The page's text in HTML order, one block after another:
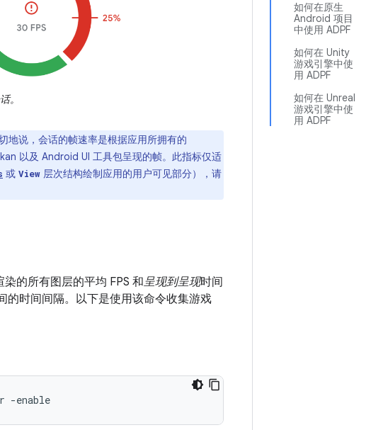
如何在原生
Android 项目
中使用 ADPF
如何在 Unity
游戏引擎中使
用 ADPF
如何在 Unreal
游戏引擎中使
用 ADPF
。
地说，会话的帧速率是根据应用所拥有的
以及 Android UI 工具包呈现的帧。此指标仅适
或 View 层次结构绘制应用的用户可见部分），请
的所有图层的平均 FPS 和呈现到呈现时间
时间间隔。 以下是使用该命令收集游戏